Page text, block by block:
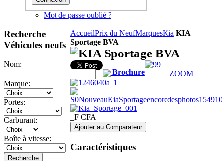
Mot de passe oublié ?
AccueilPrix du NeufMarquesKia KIA
Sportage BVA
KIA Sportage BVA
Brochure ZOOM
_F CFA
Ajouter au Comparateur
Caractéristiques
Recherche
Véhicules neufs
Nom:
Marque:
Portes:
Carburant:
Boîte à vitesse:
Recherche